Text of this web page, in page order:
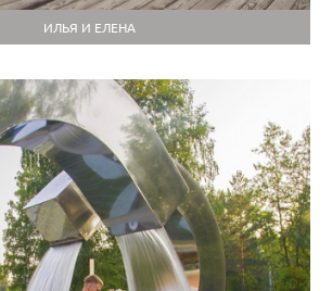
ИЛЬЯ И ЕЛЕНА